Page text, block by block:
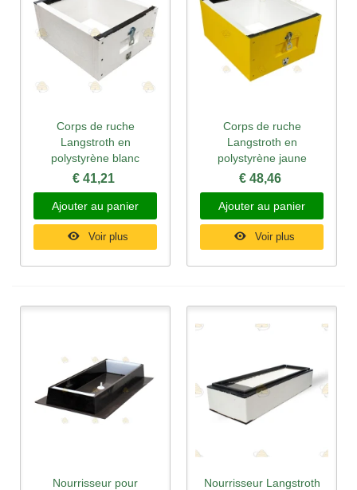
Corps de ruche
Langstroth en
polystyrène blanc
€ 41,21
Ajouter au panier
Voir plus
Corps de ruche
Langstroth en
polystyrène jaune
€ 48,46
Ajouter au panier
Voir plus
Nourrisseur pour
Nourrisseur Langstroth